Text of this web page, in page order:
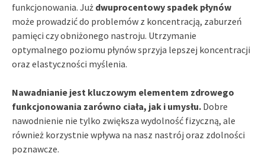
funkcjonowania. Już dwuprocentowy spadek płynów
może prowadzić do problemów z koncentracją, zaburzeń
pamięci czy obniżonego nastroju. Utrzymanie
optymalnego poziomu płynów sprzyja lepszej koncentracji
oraz elastyczności myślenia.
Nawadnianie jest kluczowym elementem zdrowego
funkcjonowania zarówno ciała, jak i umysłu. Dobre
nawodnienie nie tylko zwiększa wydolność fizyczną, ale
również korzystnie wpływa na nasz nastrój oraz zdolności
poznawcze.